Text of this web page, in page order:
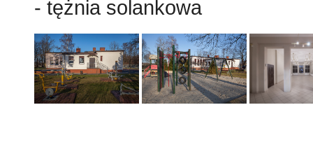
- tężnia solankowa